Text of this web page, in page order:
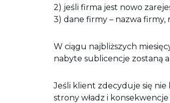
2) jeśli firma jest nowo
3) dane firmy – nazwa firmy,
W ciągu najbliższych
nabyte sublicencje zostaną
Jeśli klient zdecyduje się nie
strony władz i